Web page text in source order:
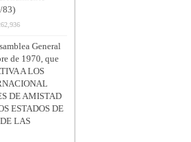
83)
General
de 1970, que
A LOS
DE AMISTAD
ESTADOS DE
LAS